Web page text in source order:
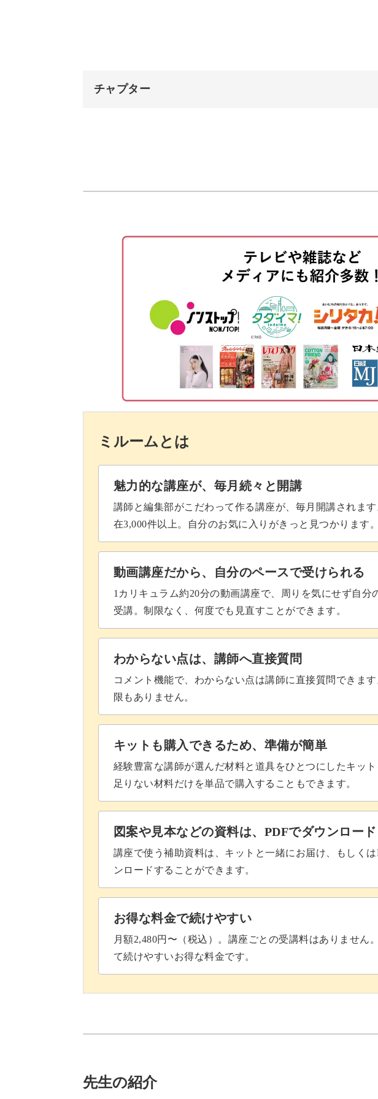
このマスクケースは、予備のマスクを入れておけるポケッ
えするのではじめてさんでも安心して取り組めます♪
喜ばれるプレゼントアイテム
素敵な作品が完成に近づいてくると、嬉しくなってきます
機能的なマスクケースは、日常生活で活躍する実用的なア
自分用はもちろん、大切な人へのプレゼントにも喜ばれる
ゼントを作りたい方にもおすすめですよ。
心温まる気持ちのこもった贈り物を作ってみましょう♪
リボン刺繍の楽しさを感じながら、素敵なアイテムを作っ
チャプター
天使の転写を貼り付ける
お花を刺繍する
スパイダーウェブローズを刺す
マーガレットを刺す
ランニングローズを刺す
パールビーズをつける
仕立てる前の準備
マスクケースに仕立てる
ボタンをつける
完成♪
ミルームとは
魅力的な講座が、毎月続々と開講
講師と編集部がこだわって作る講座が、毎月開講されま
在3,000件以上。自分のお気に入りがきっと見つかります。
動画講座だから、自分のペースで受けられる
1カリキュラム約20分の動画講座で、周りを気にせず自分
受講。制限なく、何度でも見直すことができます。
わからない点は、講師へ直接質問
コメント機能で、わからない点は講師に直接質問できます
限もありません。
キットも購入できるため、準備が簡単
経験豊富な講師が選んだ材料と道具をひとつにしたキット
足りない材料だけを単品で購入することもできます。
図案や見本などの資料は、PDFでダウンロード
講座で使う補助資料は、キットと一緒にお届け、もしくは
ンロードすることができます。
お得な料金で続けやすい
月額2,480円〜（税込）。講座ごとの受講料はありません
て続けやすいお得な料金です。
先生の紹介